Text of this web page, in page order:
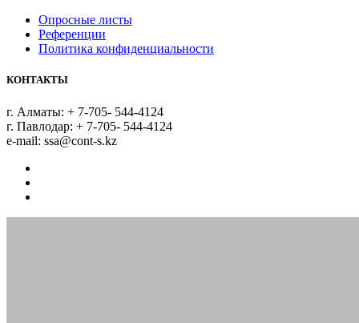
Опросные листы
Референции
Политика конфиденциальности
КОНТАКТЫ
г. Алматы: + 7-705- 544-4124
г. Павлодар: + 7-705- 544-4124
e-mail: ssa@cont-s.kz